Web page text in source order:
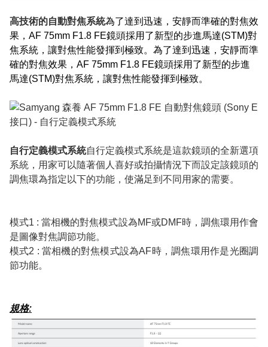
高技術的自動對焦系統為了達到迅速，安靜而準確的對焦效
果，AF 75mm F1.8 FE鏡頭採用了新型的步進馬達(STM)對
焦系統，讓對焦性能發揮到極致。為了達到迅速，安靜而準
確的對焦效果，AF 75mm F1.8 FE鏡頭採用了新型的步進
馬達(STM)對焦系統，讓對焦性能發揮到極致。
自行定義模式系統自行定義模式系統是這款鏡頭的全新選項
系統，用家可以隨著個人喜好或拍攝情況下而設定該鏡頭的
調焦環為指定以下的功能，使滿足到不同用家的需要。
模式1 : 當相機的對焦模式設為MF或DMF時，調焦環用作會
是圖像對焦調節功能。
模式2 : 當相機的對焦模式設為AF時，調焦環用作是光圈調
節功能。
規格: